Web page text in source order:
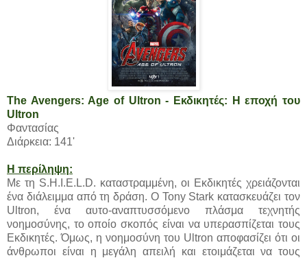
The Avengers: Age of Ultron - Εκδικητές: Η εποχή του
Ultron
Φαντασίας
Διάρκεια: 141'
Η περίληψη:
Με τη S.H.I.E.L.D. καταστραμμένη, οι Εκδικητές χρειάζονται
ένα διάλειμμα από τη δράση. Ο Tony Stark κατασκευάζει τον
Ultron, ένα αυτο-αναπτυσσόμενο πλάσμα τεχνητής
νοημοσύνης, το οποίο σκοπός είναι να υπερασπίζεται τους
Εκδικητές. Όμως, η νοημοσύνη του Ultron αποφασίζει ότι οι
άνθρωποι είναι η μεγάλη απειλή και ετοιμάζεται να τους